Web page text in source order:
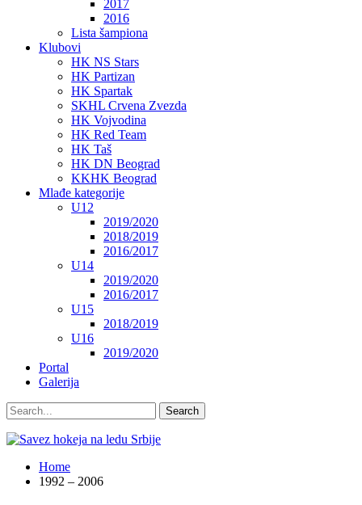
2017
2016
Lista šampiona
Klubovi
HK NS Stars
HK Partizan
HK Spartak
SKHL Crvena Zvezda
HK Vojvodina
HK Red Team
HK Taš
HK DN Beograd
KKHK Beograd
Mlađe kategorije
U12
2019/2020
2018/2019
2016/2017
U14
2019/2020
2016/2017
U15
2018/2019
U16
2019/2020
Portal
Galerija
Home
1992 – 2006